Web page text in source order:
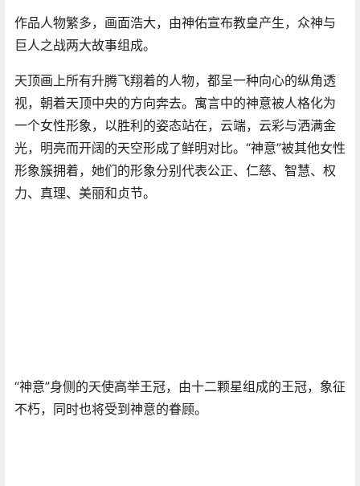
作品人物繁多，画面浩大，由神佑宣布教皇产生，众神与
巨人之战两大故事组成。
天顶画上所有升腾飞翔着的人物，都呈一种向心的纵角透
视，朝着天顶中央的方向奔去。寓言中的神意被人格化为
一个女性形象，以胜利的姿态站在，云端，云彩与洒满金
光，明亮而开阔的天空形成了鲜明对比。“神意”被其他女性
形象簇拥着，她们的形象分别代表公正、仁慈、智慧、权
力、真理、美丽和贞节。
“神意”身侧的天使高举王冠，由十二颗星组成的王冠，象征
不朽，同时也将受到神意的眷顾。